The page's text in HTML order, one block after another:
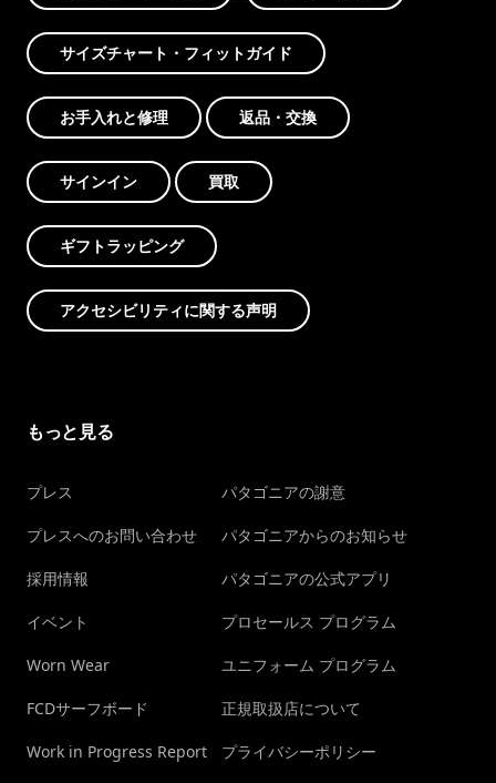
サイズチャート・フィットガイド
お手入れと修理 返品・交換
サインイン 買取
ギフトラッピング
アクセシビリティに関する声明
もっと見る
プレス
プレスへのお問い合わせ
採用情報
イベント
Worn Wear
FCDサーフボード
Work in Progress Report
パタゴニアの謝意
パタゴニアからのお知らせ
パタゴニアの公式アプリ
プロセールス プログラム
ユニフォーム プログラム
正規取扱店について
プライバシーポリシー